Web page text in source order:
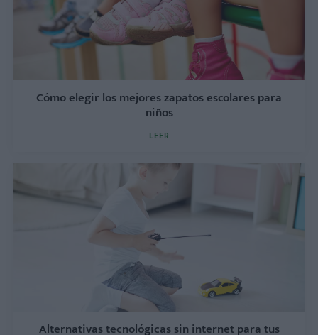
Cómo elegir los mejores zapatos escolares para
niños
LEER
Alternativas tecnológicas sin internet para tus